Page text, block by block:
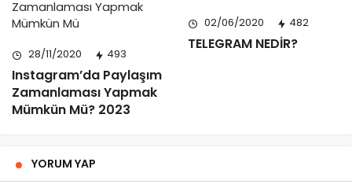
28/11/2020 493
Instagram’da Paylaşım
Zamanlaması Yapmak
Mümkün Mü? 2023
02/06/2020 482
TELEGRAM NEDİR?
YORUM YAP